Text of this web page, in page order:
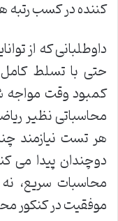
کننده در کسب رتبه
داوطلبانی که از
حتی با تسلط
کمبود وقت مواجه
محاسباتی نظیر
هر تست نیازمند
دوچندان پیدا می
محاسبات سریع،
موفقیت در کنکور